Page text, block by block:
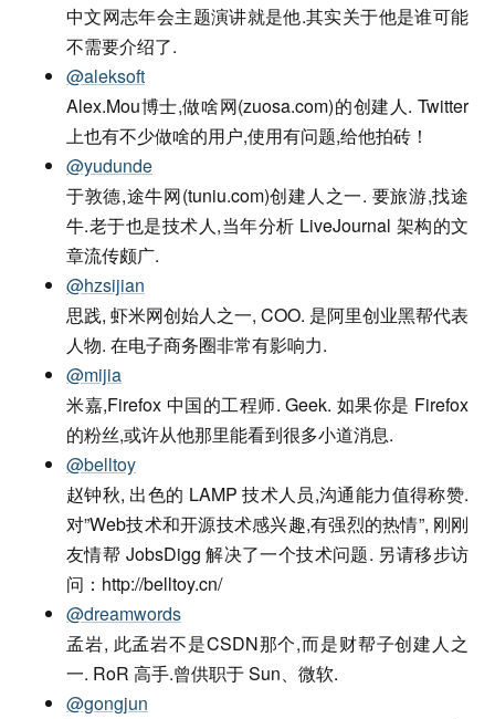
中文网志年会主题演讲就是他.其实关于他是谁可能
不需要介绍了.
@aleksoft
Alex.Mou博士,做啥网(zuosa.com)的创建人. Twitter
上也有不少做啥的用户,使用有问题,给他拍砖！
@yudunde
于敦德,途牛网(tuniu.com)创建人之一. 要旅游,找途
牛.老于也是技术人,当年分析 LiveJournal 架构的文
章流传颇广.
@hzsijian
思践, 虾米网创始人之一, COO. 是阿里创业黑帮代表
人物. 在电子商务圈非常有影响力.
@mijia
米嘉,Firefox 中国的工程师. Geek. 如果你是 Firefox
的粉丝,或许从他那里能看到很多小道消息.
@belltoy
赵钟秋, 出色的 LAMP 技术人员,沟通能力值得称赞.
对”Web技术和开源技术感兴趣,有强烈的热情”, 刚刚
友情帮 JobsDigg 解决了一个技术问题. 另请移步访
问：http://belltoy.cn/
@dreamwords
孟岩, 此孟岩不是CSDN那个,而是财帮子创建人之
一. RoR 高手.曾供职于 Sun、微软.
@gongjun